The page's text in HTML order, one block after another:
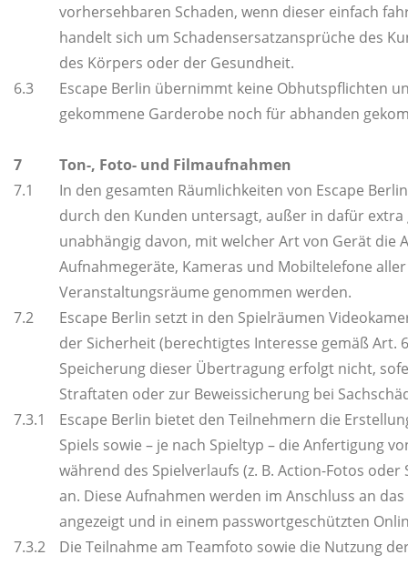
vorhersehbaren Schaden, wenn dieser einfach
handelt sich um Schadensersatzansprüche des
des Körpers oder der Gesundheit.
6.3
Escape Berlin übernimmt keine Obhutspflichten
gekommene Garderobe noch für abhanden
7
Ton-, Foto- und Filmaufnahmen
7.1
In den gesamten Räumlichkeiten von Escape
durch den Kunden untersagt, außer in dafür
unabhängig davon, mit welcher Art von Gerät die
Aufnahmegeräte, Kameras und Mobiltelefone
Veranstaltungsräume genommen werden.
7.2
Escape Berlin setzt in den Spielräumen
der Sicherheit (berechtigtes Interesse gemäß Art.
Speicherung dieser Übertragung erfolgt nicht,
Straftaten oder zur Beweissicherung bei
7.3.1
Escape Berlin bietet den Teilnehmern die
Spiels sowie – je nach Spieltyp – die Anfertigung
während des Spielverlaufs (z. B. Action-Fotos
an. Diese Aufnahmen werden im Anschluss an
angezeigt und in einem passwortgeschützten
7.3.2
Die Teilnahme am Teamfoto sowie die Nutzung